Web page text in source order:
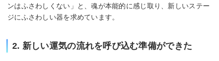
ンはふさわしくない」と、魂が本能的に感じ取り、新しいステー
ジにふさわしい器を求めています。
2. 新しい運気の流れを呼び込む準備ができた